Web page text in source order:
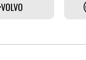
VOLVO